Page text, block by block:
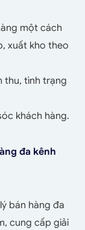
một cách
xuất kho theo
thu, tình trạng
khách hàng.
đa kênh
bán hàng đa
cung cấp giải